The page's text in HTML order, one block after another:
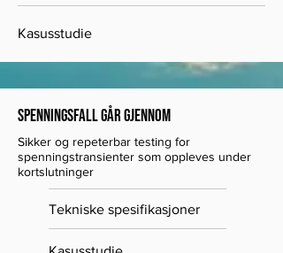
Kasusstudie
Spenningsfall går gjennom
Sikker og repeterbar testing for
spenningstransienter som oppleves under
kortslutninger
Tekniske spesifikasjoner